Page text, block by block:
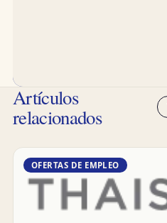
Artículos
relacionados
OFERTAS DE EMPLEO